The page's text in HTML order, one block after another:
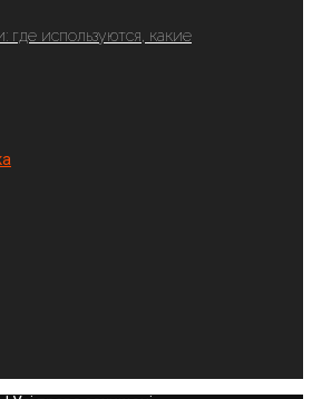
где используются, какие